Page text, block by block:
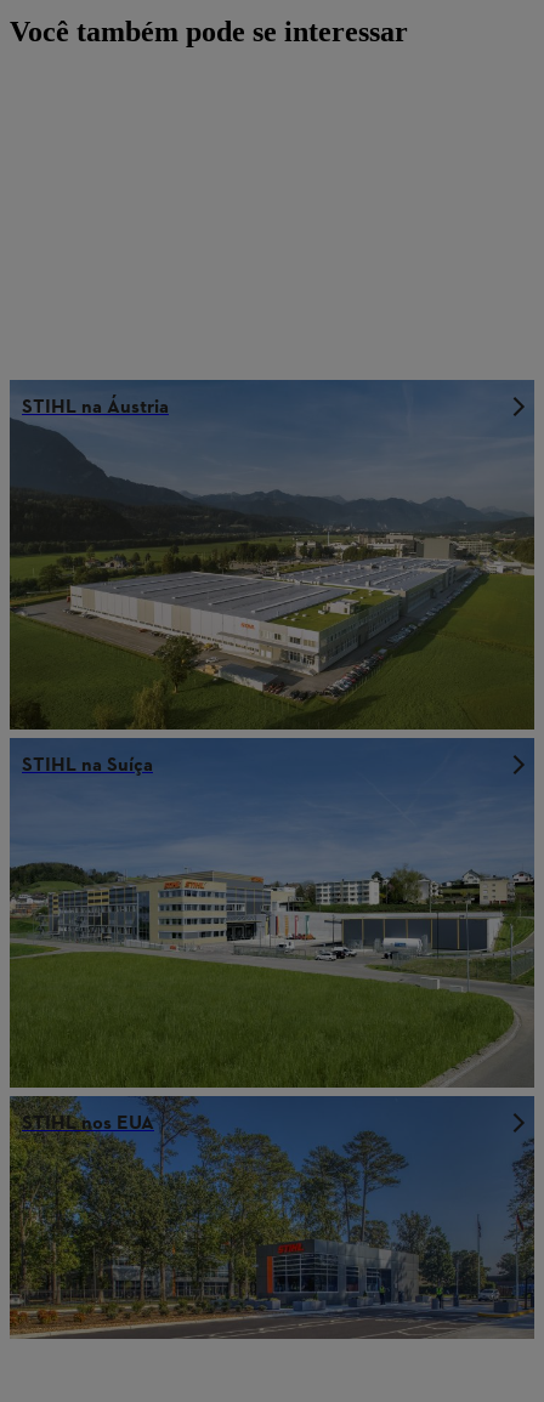
Você também pode se interessar
STIHL na Áustria
STIHL na Suíça
STIHL nos EUA